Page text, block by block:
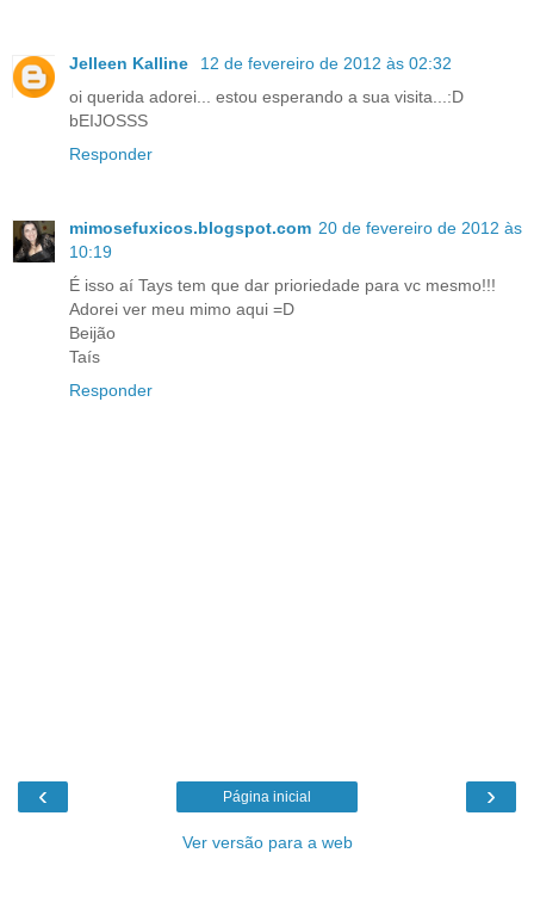
Jelleen Kalline
12 de fevereiro de 2012 às 02:32
oi querida adorei... estou esperando a sua visita...:D
bEIJOSSS
Responder
mimosefuxicos.blogspot.com 20 de fevereiro de 2012 às
10:19
É isso aí Tays tem que dar prioriedade para vc mesmo!!!
Adorei ver meu mimo aqui =D
Beijão
Taís
Responder
‹ ›
Página inicial
Ver versão para a web